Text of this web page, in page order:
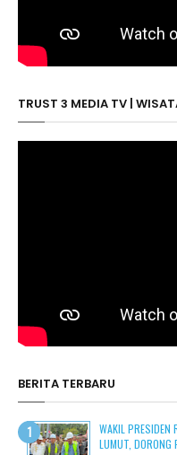
TRUST 3 MEDIA TV |
BERITA TERBARU
WAKIL PRESIDEN
LUMUT, DORONG